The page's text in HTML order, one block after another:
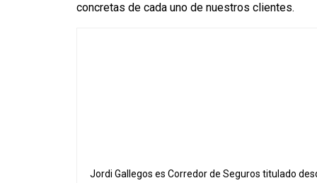
concretas de cada uno de nuestros clientes.
Jordi Gallegos es Corredor de Seguros titulado